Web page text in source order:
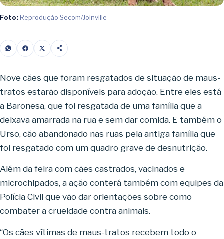
Foto: Reprodução Secom/Joinville
Nove cães que foram resgatados de situação de maus-
tratos estarão disponíveis para adoção. Entre eles está
a Baronesa, que foi resgatada de uma família que a
deixava amarrada na rua e sem dar comida. E também o
Urso, cão abandonado nas ruas pela antiga família que
foi resgatado com um quadro grave de desnutrição.
Além da feira com cães castrados, vacinados e
microchipados, a ação conterá também com equipes da
Polícia Civil que vão dar orientações sobre como
combater a crueldade contra animais.
“Os cães vítimas de maus-tratos recebem todo o